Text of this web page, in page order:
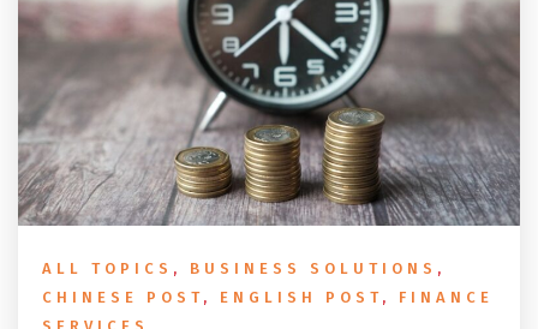
ALL TOPICS , BUSINESS SOLUTIONS ,
CHINESE POST , ENGLISH POST , FINANCE